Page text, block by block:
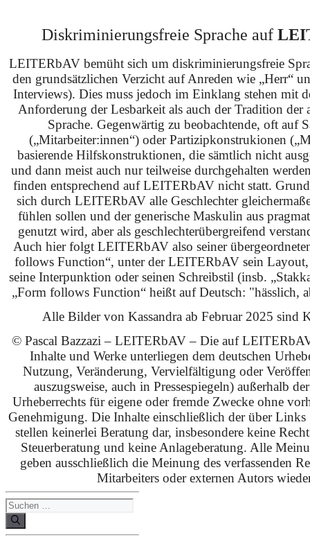
Diskriminierungsfreie Sprache auf
LEITERbAV bemüht sich um diskriminierungsfreie
den grundsätzlichen Verzicht auf Anreden wie „Herr“
Interviews). Dies muss jedoch im Einklang stehen mit
Anforderung der Lesbarkeit als auch der Tradition der
Sprache. Gegenwärtig zu beobachtende, oft auf
(„Mitarbeiter:innen“) oder Partizipkonstrukionen
basierende Hilfskonstruktionen, die sämtlich nicht
und dann meist auch nur teilweise durchgehalten
finden entsprechend auf LEITERbAV nicht statt.
sich durch LEITERbAV alle Geschlechter
fühlen sollen und der generische Maskulin aus
genutzt wird, aber als geschlechterübergreifend
Auch hier folgt LEITERbAV also seiner
follows Function“, unter der LEITERbAV sein Layout,
seine Interpunktion oder seinen Schreibstil (insb.
„Form follows Function“ heißt auf Deutsch: "hässlich,
Alle Bilder von Kassandra ab Februar 2025 sind
© Pascal Bazzazi – LEITERbAV – Die auf
Inhalte und Werke unterliegen dem deutschen
Nutzung, Veränderung, Vervielfältigung oder
auszugsweise, auch in Pressespiegeln) außerhalb
Urheberrechts für eigene oder fremde Zwecke ohne
Genehmigung. Die Inhalte einschließlich der über Links
stellen keinerlei Beratung dar, insbesondere keine
Steuerberatung und keine Anlageberatung. Alle
geben ausschließlich die Meinung des verfassenden
Mitarbeiters oder externen Autors
Suchen
nach: